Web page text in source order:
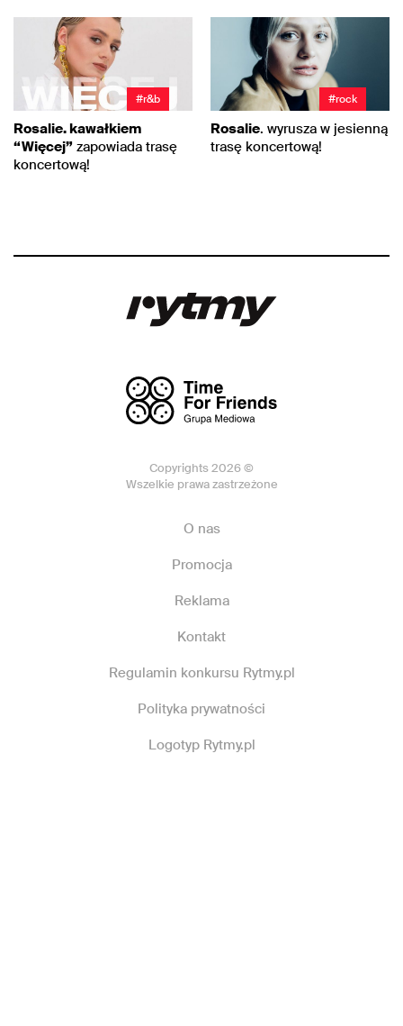
#r&b
Rosalie. kawałkiem
“Więcej” zapowiada trasę
koncertową!
#rock
Rosalie. wyrusza w jesienną
trasę koncertową!
Copyrights 2026 ©
Wszelkie prawa zastrzeżone
O nas
Promocja
Reklama
Kontakt
Regulamin konkursu Rytmy.pl
Polityka prywatności
Logotyp Rytmy.pl